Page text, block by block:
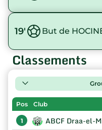
19' But de
Classements
Pos Club
1 ABCF Draa-el-